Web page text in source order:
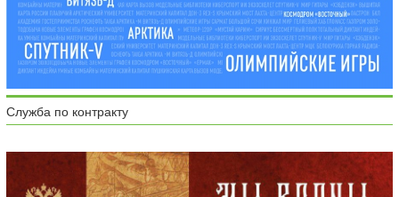
Служба по контракту